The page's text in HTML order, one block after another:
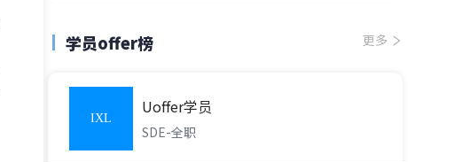
学员offer榜 更多
IXL
Uoffer学员
SDE-全职